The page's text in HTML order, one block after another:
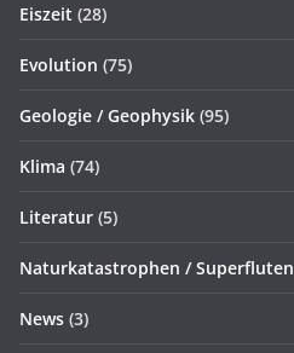
Eiszeit (28)
Evolution (75)
Geologie / Geophysik (95)
Klima (74)
Literatur (5)
Naturkatastrophen / Superfluten
News (3)